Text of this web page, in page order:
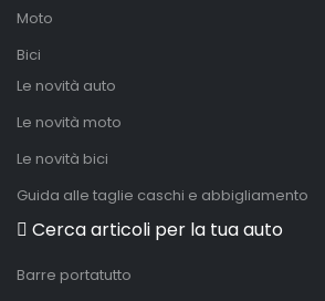
Moto
Bici
Le novità auto
Le novità moto
Le novità bici
Guida alle taglie caschi e abbigliamento
Cerca articoli per la tua auto
Barre portatutto